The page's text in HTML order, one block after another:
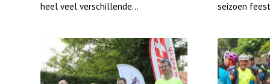
heel veel verschillende…
seizoen